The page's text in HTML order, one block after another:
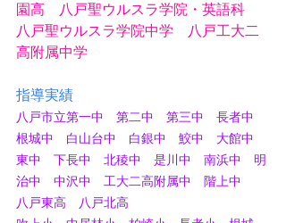
園高　八戸聖ウルスラ学院・英語科
八戸聖ウルスラ学院中学　八戸工大二
高附属中学
指導実績
八戸市立第一中　第二中　第三中　長者中
根城中　白山台中　白銀中　鮫中　大館中
東中　下長中　北稜中　是川中　南浜中　明
治中　中沢中　工大二高附属中　階上中
八戸東高　八戸北高